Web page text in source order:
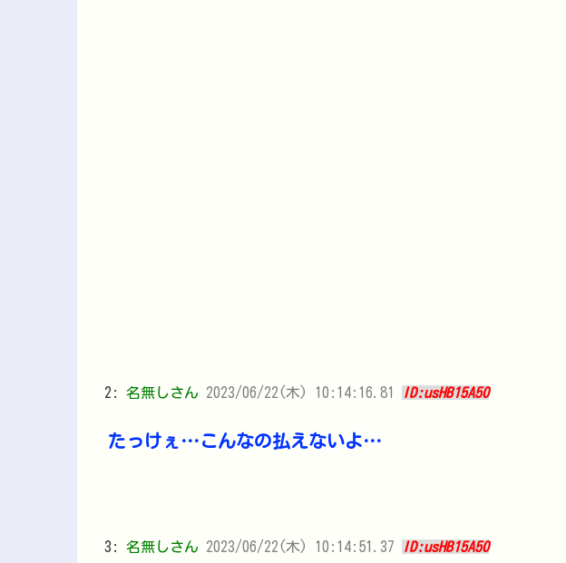
2: 名無しさん 2023/06/22(木) 10:14:16.81 ID:usHB15A50
たっけぇ…こんなの払えないよ…
3: 名無しさん 2023/06/22(木) 10:14:51.37 ID:usHB15A50